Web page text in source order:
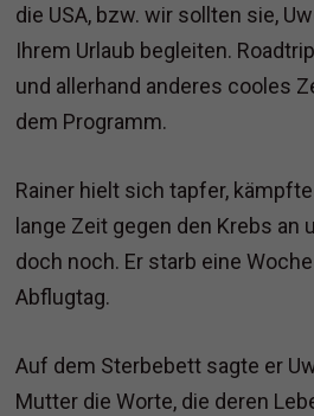
die USA, bzw. wir sollten sie,
Ihrem Urlaub begleiten.
und allerhand anderes cooles
dem Programm.
Rainer hielt sich tapfer,
lange Zeit gegen den Krebs an
doch noch. Er starb eine
Abflugtag.
Auf dem Sterbebett sagte er
Mutter die Worte, die deren